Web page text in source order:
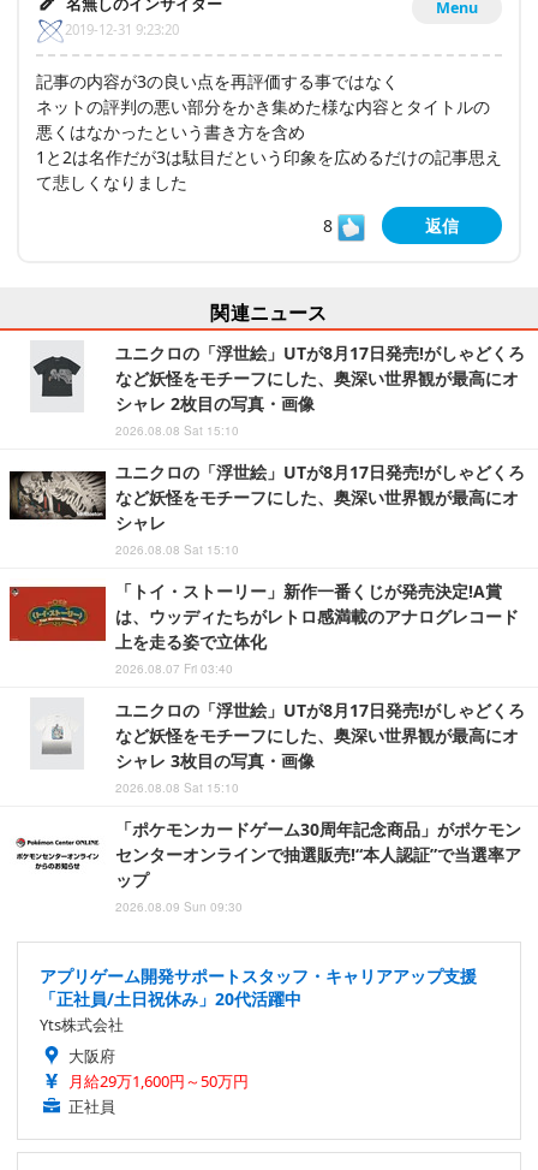
Menu
2019-12-31 9:23:20
記事の内容が3の良い点を再評価する事ではなく
ネットの評判の悪い部分をかき集めた様な内容とタイトルの
悪くはなかったという書き方を含め
1と2は名作だが3は駄目だという印象を広めるだけの記事思え
て悲しくなりました
8
返信
関連ニュース
ユニクロの「浮世絵」UTが8月17日発売!がしゃどくろ
など妖怪をモチーフにした、奥深い世界観が最高にオ
シャレ 2枚目の写真・画像
2026.08.08 Sat 15:10
ユニクロの「浮世絵」UTが8月17日発売!がしゃどくろ
など妖怪をモチーフにした、奥深い世界観が最高にオ
シャレ
2026.08.08 Sat 15:10
「トイ・ストーリー」新作一番くじが発売決定!A賞
は、ウッディたちがレトロ感満載のアナログレコード
上を走る姿で立体化
2026.08.07 Fri 03:40
ユニクロの「浮世絵」UTが8月17日発売!がしゃどくろ
など妖怪をモチーフにした、奥深い世界観が最高にオ
シャレ 3枚目の写真・画像
2026.08.08 Sat 15:10
「ポケモンカードゲーム30周年記念商品」がポケモン
センターオンラインで抽選販売!“本人認証”で当選率ア
ップ
2026.08.09 Sun 09:30
アプリゲーム開発サポートスタッフ・キャリアアップ支援
「正社員/土日祝休み」20代活躍中
Yts株式会社
大阪府
月給29万1,600円～50万円
正社員